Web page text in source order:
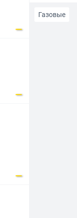
Газовые